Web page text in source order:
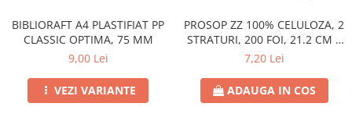
BIBLIORAFT A4 PLASTIFIAT PP
CLASSIC OPTIMA, 75 MM
9,00 Lei
VEZI VARIANTE
PROSOP ZZ 100% CELULOZA, 2
STRATURI, 200 FOI, 21.2 CM X
21CM
7,20 Lei
ADAUGA IN COS